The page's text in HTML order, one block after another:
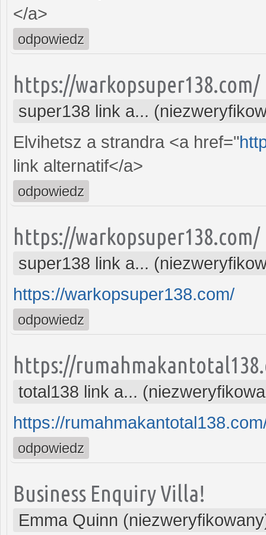
</a>
odpowiedz
https://warkopsuper138.com/
super138 link a...
Elvihetsz a strandra <a href="
link alternatif</a>
odpowiedz
https://warkopsuper138.com/
super138 link a...
https://warkopsuper138.com/
odpowiedz
https://
total138 link a...
https://
odpowiedz
Business Enquiry Villa!
Emma Quinn